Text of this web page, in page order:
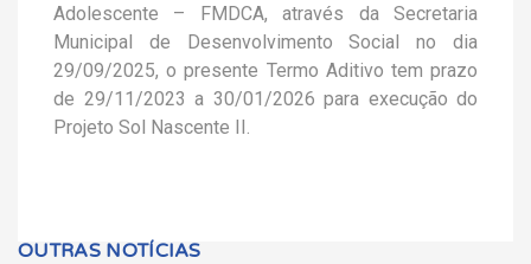
Adolescente – FMDCA, através da Secretaria
Municipal de Desenvolvimento Social no dia
29/09/2025, o presente Termo Aditivo tem prazo
de 29/11/2023 a 30/01/2026 para execução do
Projeto Sol Nascente II.
OUTRAS NOTÍCIAS